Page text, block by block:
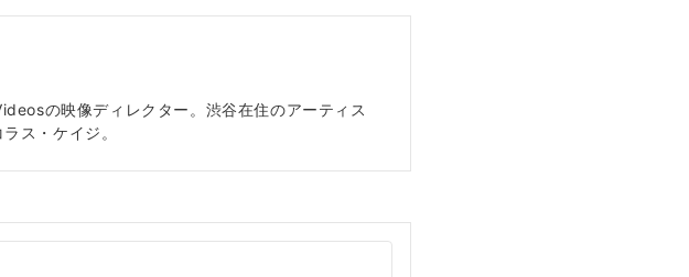
の映像ディレクター。渋谷在住のアーティス
ス・ケイジ。